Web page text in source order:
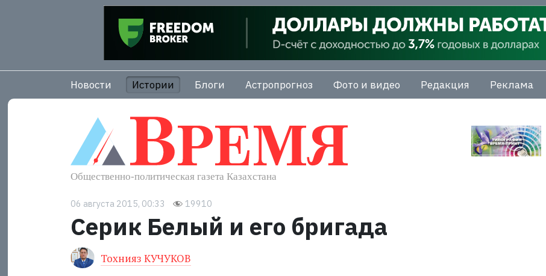
Новости Истории Блоги Астропрогноз Фото и видео Редакция Реклама
06 августа 2015, 00:33 19910
Серик Белый и его бригада
Тохнияз КУЧУКОВ